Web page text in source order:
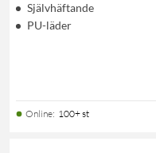
Självhäftande
PU-läder
Online: 100+ st